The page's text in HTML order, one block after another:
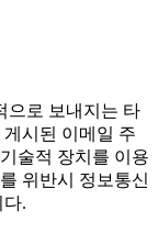
으로 보내지는 타
시된 이메일 주
술적 장치를 이용
위반시 정보통신
.